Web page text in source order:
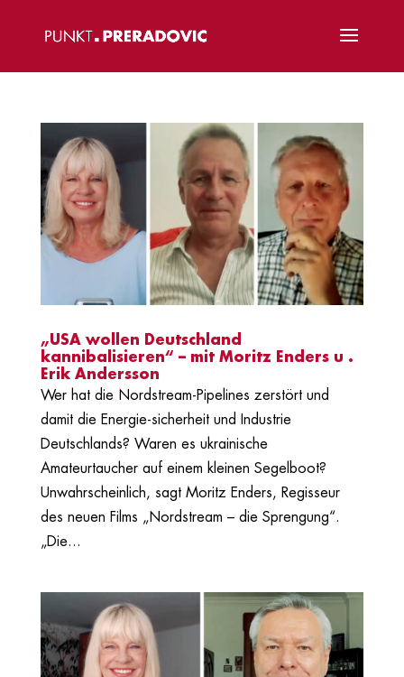
„USA wollen Deutschland
kannibalisieren“ – mit Moritz Enders u .
Erik Andersson
Wer hat die Nordstream-Pipelines zerstört und
damit die Energie-sicherheit und Industrie
Deutschlands? Waren es ukrainische
Amateurtaucher auf einem kleinen Segelboot?
Unwahrscheinlich, sagt Moritz Enders, Regisseur
des neuen Films „Nordstream – die Sprengung“.
„Die...